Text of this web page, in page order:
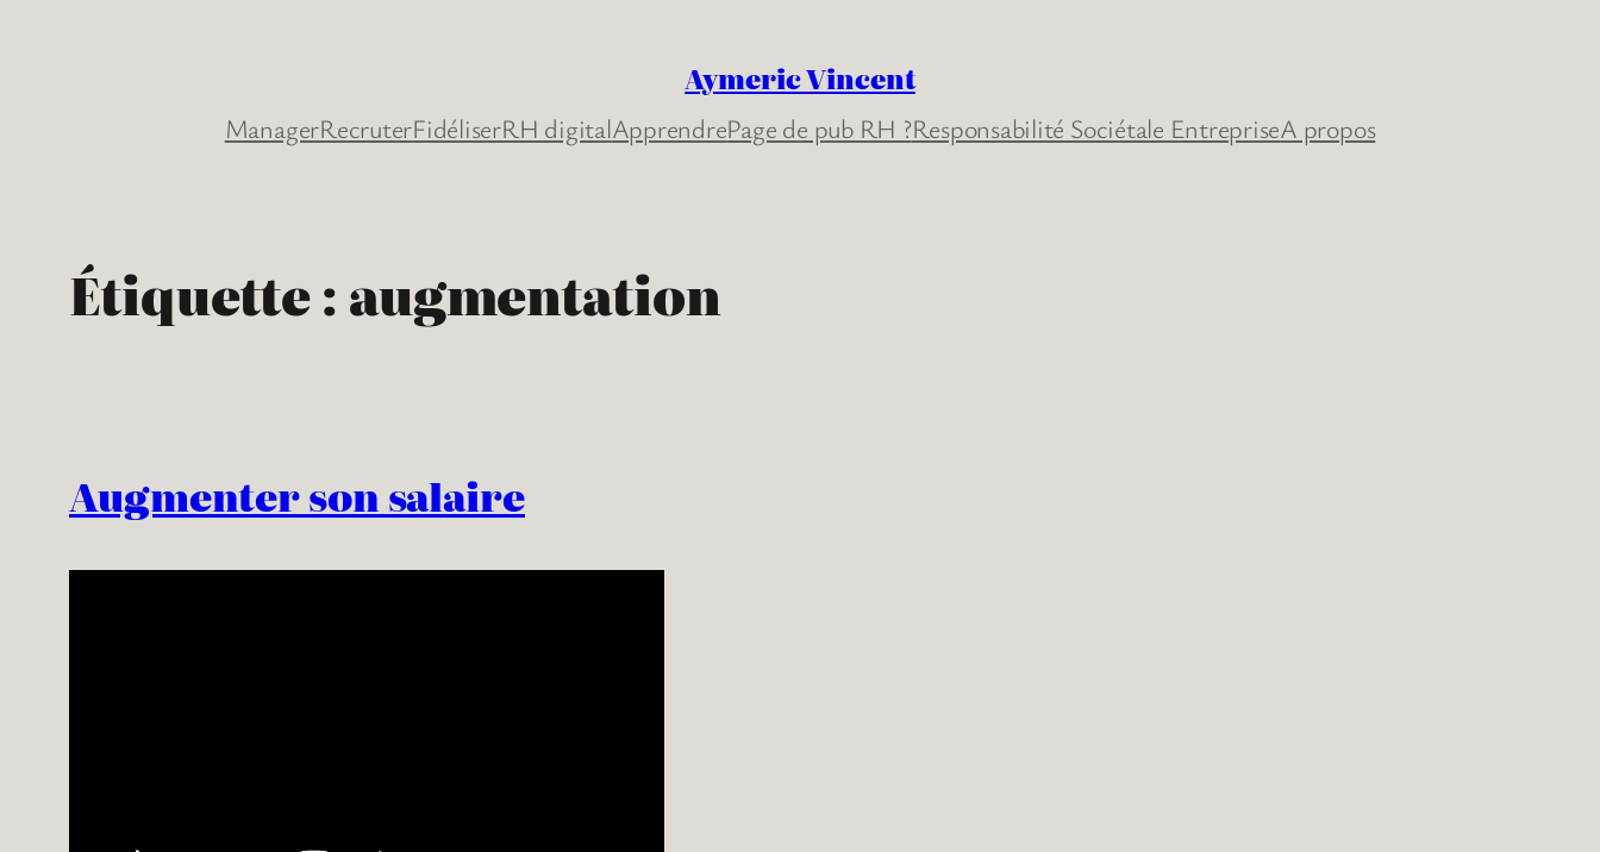
Aymeric Vincent
ManagerRecruterFidéliserRH digitalApprendrePage de pub RH ?Responsabilité Sociétale EntrepriseA propos
Étiquette :augmentation
Augmenter son salaire